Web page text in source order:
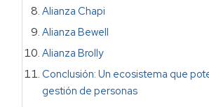
Alianza Chapi
Alianza Bewell
Alianza Brolly
Conclusión: Un ecosistema que
gestión de personas